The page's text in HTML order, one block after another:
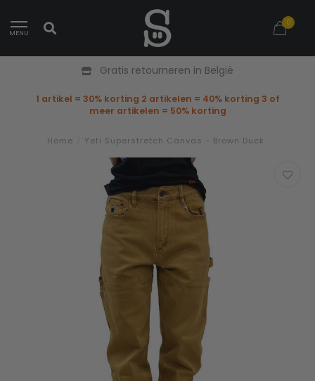
MENU
0
Gratis retourneren in België
1 artikel = 30% korting 2 artikelen = 40% korting 3 of
meer artikelen = 50% korting
Home Yeti Superstretch Canvas - Brown Duck